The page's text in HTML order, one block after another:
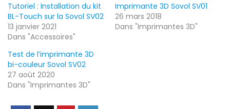
Tutoriel : Installation du kit
BL-Touch sur la Sovol SV02
13 janvier 2021
Dans "Accessoires"
Imprimante 3D Sovol SV01
26 mars 2018
Dans "Imprimantes 3D"
Test de l’imprimante 3D
bi-couleur Sovol SV02
27 août 2020
Dans "Imprimantes 3D"